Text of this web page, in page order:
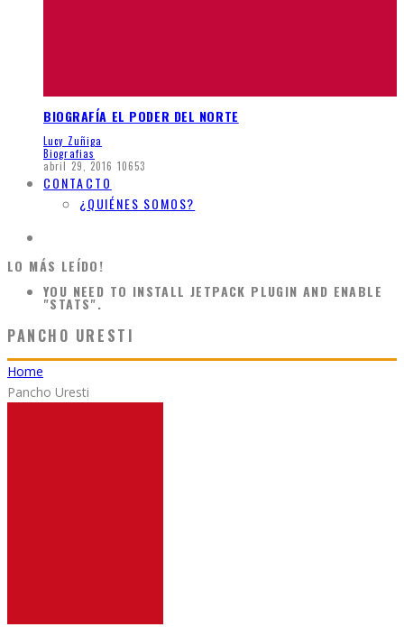
BIOGRAFÍA EL PODER DEL NORTE
Lucy Zuñiga
Biografias
abril 29, 2016 10653
CONTACTO
¿QUIÉNES SOMOS?
LO MÁS LEÍDO!
YOU NEED TO INSTALL JETPACK PLUGIN AND ENABLE
"STATS".
PANCHO URESTI
Home
Pancho Uresti